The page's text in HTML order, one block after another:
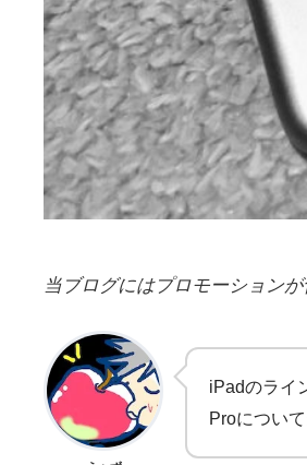
当ブログにはプロモーション
iPadのライ
Proについ